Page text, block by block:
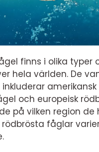
finns i olika typer
hela världen. De
amerikansk
och europeisk
på vilken region de
fåglar